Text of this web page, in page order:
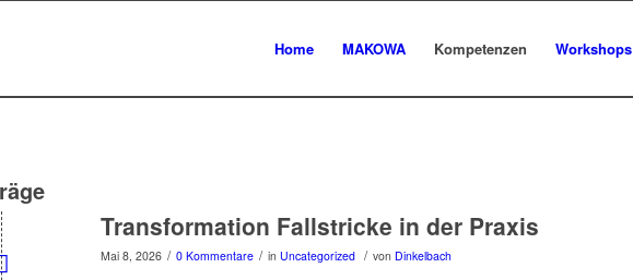
Home MAKOWA Kompetenzen Workshops
Transformation Fallstricke in der Praxis
Mai 8, 2026 / 0 Kommentare / in Uncategorized / von Dinkelbach